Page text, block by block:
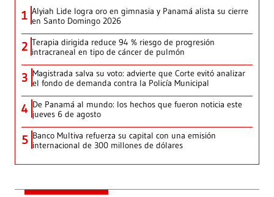
1 Alyiah Lide logra oro en gimnasia y Panamá alista su cierre
en Santo Domingo 2026
2 Terapia dirigida reduce 94 % riesgo de progresión
intracraneal en tipo de cáncer de pulmón
3 Magistrada salva su voto: advierte que Corte evitó analizar
el fondo de demanda contra la Policía Municipal
4 De Panamá al mundo: los hechos que fueron noticia este
jueves 6 de agosto
5 Banco Multiva refuerza su capital con una emisión
internacional de 300 millones de dólares